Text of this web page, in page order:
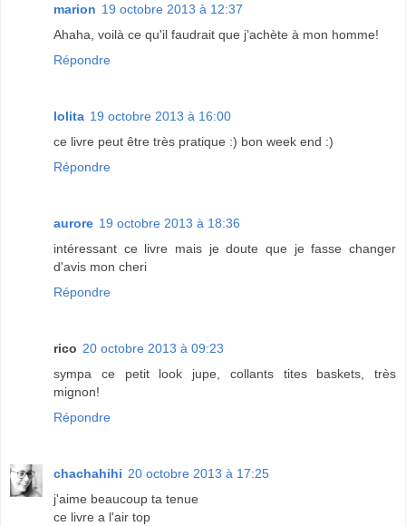
marion 19 octobre 2013 à 12:37
Ahaha, voilà ce qu'il faudrait que j’achète à mon homme!
Répondre
lolita 19 octobre 2013 à 16:00
ce livre peut être très pratique :) bon week end :)
Répondre
aurore 19 octobre 2013 à 18:36
intéressant ce livre mais je doute que je fasse changer
d'avis mon cheri
Répondre
rico 20 octobre 2013 à 09:23
sympa ce petit look jupe, collants tites baskets, très
mignon!
Répondre
chachahihi 20 octobre 2013 à 17:25
j'aime beaucoup ta tenue
ce livre a l'air top